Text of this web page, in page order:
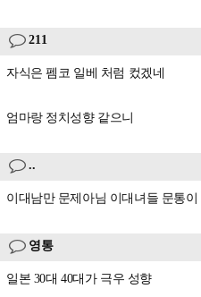
211
자식은 펨코 일베 처럼 컸겠네
엄마랑 정치성향 같으니
..
이대남만 문제아님 이대녀들 문통
영통
일본 30대 40대가 극우 성향